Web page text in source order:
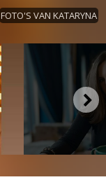
FOTO'S VAN KATARYNA